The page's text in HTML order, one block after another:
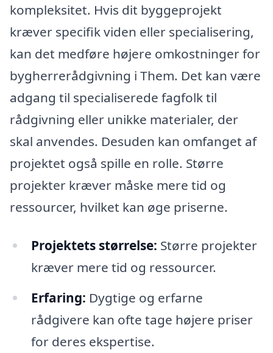
kompleksitet. Hvis dit byggeprojekt
kræver specifik viden eller specialisering,
kan det medføre højere omkostninger for
bygherrerådgivning i Them. Det kan være
adgang til specialiserede fagfolk til
rådgivning eller unikke materialer, der
skal anvendes. Desuden kan omfanget af
projektet også spille en rolle. Større
projekter kræver måske mere tid og
ressourcer, hvilket kan øge priserne.
Projektets størrelse: Større projekter
kræver mere tid og ressourcer.
Erfaring: Dygtige og erfarne
rådgivere kan ofte tage højere priser
for deres ekspertise.